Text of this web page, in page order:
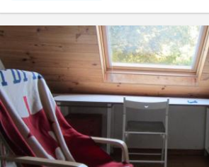
petit studio pour personne seule
chambre - bureau salon pièce à vivre -
indépendante - toilette wifi